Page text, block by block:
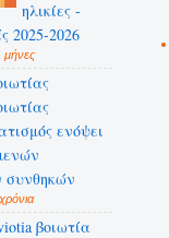
ηλικίες -
2025-2026
μήνες
ενόψει
συνθηκών
βοιωτία